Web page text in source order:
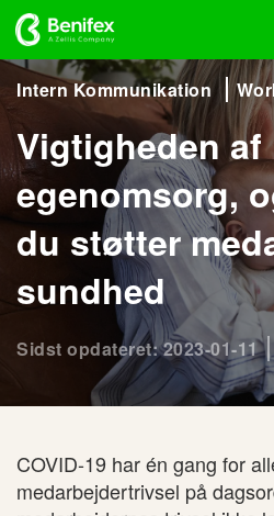
Intern Kommunikation
Vigtigheden af
egenomsorg,
du støtter
sundhed
Sidst opdateret: 2023-01-11
COVID-19 har én gang for
medarbejdertrivsel på